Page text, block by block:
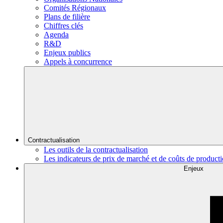
Comités Régionaux
Plans de filière
Chiffres clés
Agenda
R&D
Enjeux publics
Appels à concurrence
Contractualisation
Les outils de la contractualisation
Les indicateurs de prix de marché et de coûts de
Enjeux